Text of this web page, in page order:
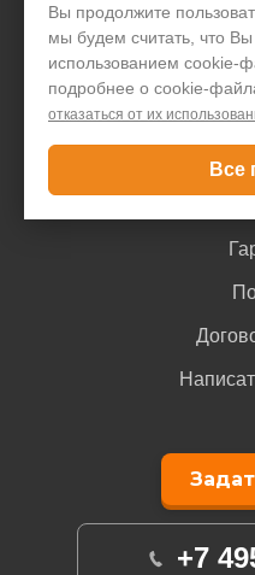
Вы продолжите
мы будем считать, что
использованием cookie-
подробнее о cookie-
отказаться от их
Все
+7